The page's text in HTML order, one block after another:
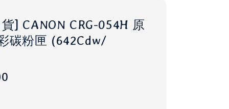
] CANON CRG-054H 原
碳粉匣 (642Cdw/